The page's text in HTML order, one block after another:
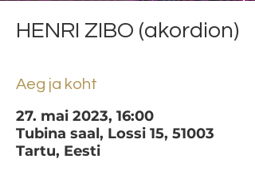
HENRI ZIBO (akordion)
Aeg ja koht
27. mai 2023, 16:00
Tubina saal, Lossi 15, 51003
Tartu, Eesti